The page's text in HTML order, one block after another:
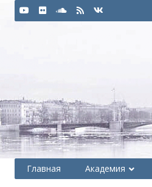
Главная Академия